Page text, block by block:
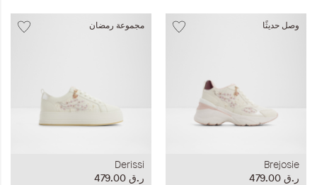
وصل حديثًا
Brejosie
ر.ق‏ 479.00
مجموعة رمضان
Derissi
ر.ق‏ 479.00